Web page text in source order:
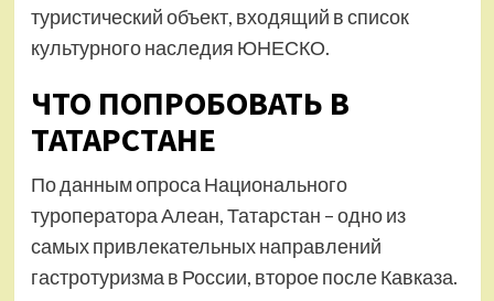
туристический объект, входящий в список
культурного наследия ЮНЕСКО.
ЧТО ПОПРОБОВАТЬ В
ТАТАРСТАНЕ
По данным опроса Национального
туроператора Алеан, Татарстан – одно из
самых привлекательных направлений
гастротуризма в России, второе после Кавказа.